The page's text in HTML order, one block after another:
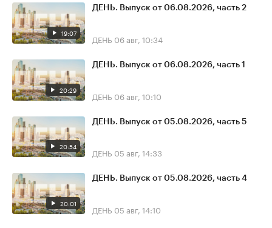
19:07
ДЕНЬ. Выпуск от 06.08.2026, часть 2
ДЕНЬ 06 авг, 10:34
20:29
ДЕНЬ. Выпуск от 06.08.2026, часть 1
ДЕНЬ 06 авг, 10:10
20:54
ДЕНЬ. Выпуск от 05.08.2026, часть 5
ДЕНЬ 05 авг, 14:33
20:01
ДЕНЬ. Выпуск от 05.08.2026, часть 4
ДЕНЬ 05 авг, 14:10